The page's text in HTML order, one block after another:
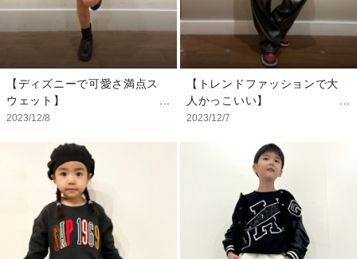
オーバーオール：
は新作のナンバーＴシャツで
す。 シルエットもゆっくり
してます。 パンツはスゥェ
ット素材で履きやすいパンツ
です。 ジョガータイプで
す。
アウター：XXL/160cm
トップス：XL/150cm
ボトムス：XL/150cm
【ディズニーで可愛さ満点ス
ウェット】
左右にミッキーとミニーがつ
しいアイテムです。 お子様
の好きな要素が満載◎ やわ
らかな白の色味がベースなの
でお手持ちのアイテムにとて
もあわせやすいです。 ロゴ
がメタリックなのでホリディ
ギフトにもおすすめです◎
2023/12/8
【トレンドファッションで大
人かっこいい】
トレンドアイテムがGAPに
いいファッションにぴったり
のボトムスです。 メンズの
シャツをオーバーサイズで着
用しました。 ボトムスもゆ
ったりしているのでストレス
フリーなコーデです。
2023/12/7